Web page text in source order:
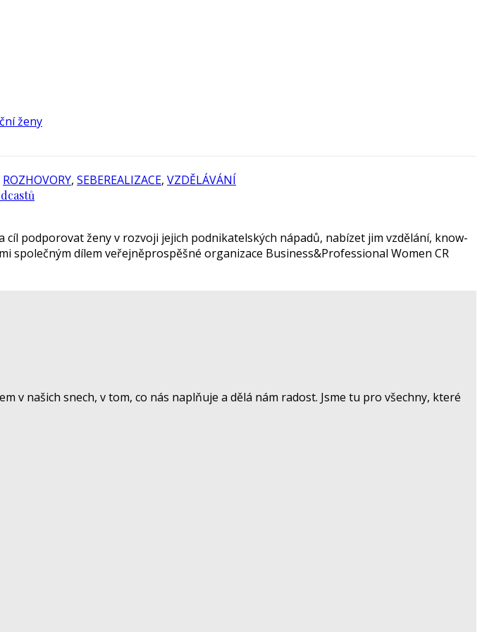
ROZHOVORY, SEBEREALIZACE, VZDĚLÁVÁNÍ
podporovat ženy v rozvoji jejich podnikatelských nápadů, nabízet jim vzdělání, know-
společným dílem veřejněprospěšné organizace Business&Professional Women CR
v našich snech, v tom, co nás naplňuje a dělá nám radost. Jsme tu pro všechny, které